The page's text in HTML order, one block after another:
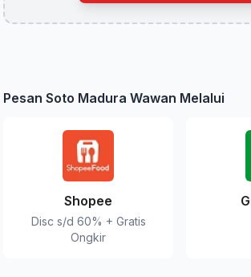
Pesan Soto Madura Wawan Melalui
Shopee
Disc s/d 60% + Gratis
Ongkir